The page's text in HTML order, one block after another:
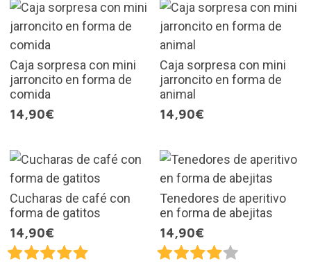
Caja sorpresa con mini
jarroncito en forma de
comida
14,90€
Caja sorpresa con mini
jarroncito en forma de
animal
14,90€
Cucharas de café con
forma de gatitos
14,90€
Tenedores de aperitivo
en forma de abejitas
14,90€